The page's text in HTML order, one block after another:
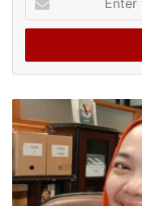
your
Email